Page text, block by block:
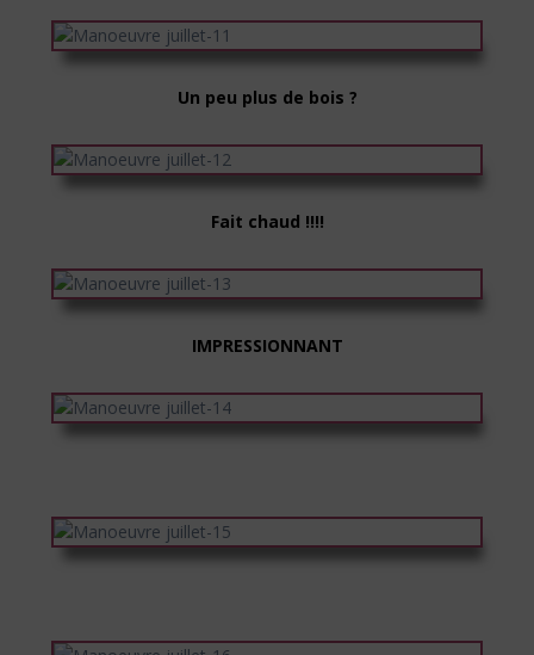
Un peu plus de bois ?
Fait chaud !!!!
IMPRESSIONNANT